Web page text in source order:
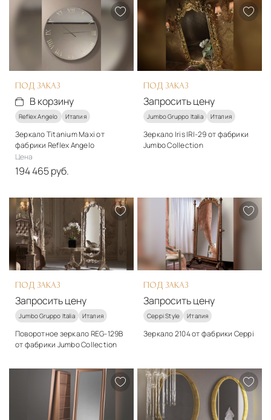
В корзину
ПОД ЗАКАЗ
В корзину
Reflex Angelo Италия
Зеркало Titanium Maxi от
фабрики Reflex Angelo
Цена
194 465 руб.
Подробнее
В корзину
ПОД ЗАКАЗ
Запросить цену
Jumbo Gruppo Italia Италия
Зеркало Iris IRI-29 от фабрики
Jumbo Collection
ПОД ЗАКАЗ
Запросить цену
Jumbo Gruppo Italia Италия
Поворотное зеркало REG-129B
от фабрики Jumbo Collection
Подробнее
Запросить цену
ПОД ЗАКАЗ
Запросить цену
Ceppi Style Италия
Зеркало 2104 от фабрики Ceppi
Запросить цену